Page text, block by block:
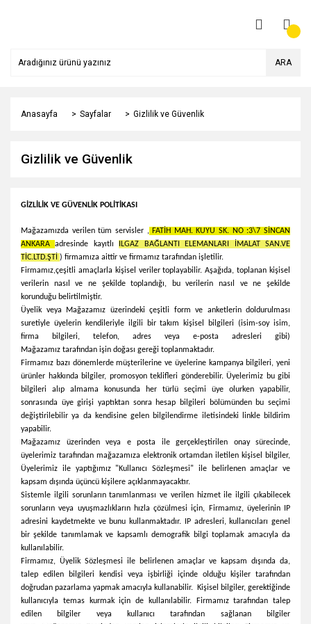
ARA
Anasayfa Sayfalar Gizlilik ve Güvenlik
Gizlilik ve Güvenlik
GİZLİLİK VE GÜVENLİK POLİTİKASI
Mağazamızda verilen tüm servisler , FATİH MAH. KUYU SK. NO :3\7 SİNCAN
ANKARAadresinde kayıtlı
ILGAZ BAĞLANTI ELEMANLARI İMALAT SAN.VE
TİC.LTD.ŞTİ ) firmamıza aittir ve firmamız tarafından işletilir.
Firmamız,çeşitli amaçlarla kişisel veriler toplayabilir. Aşağıda, toplanan kişisel
verilerin nasıl ve ne şekilde toplandığı, bu verilerin nasıl ve ne şekilde
korunduğu belirtilmiştir.
Üyelik veya
Mağazamız üzerindeki çeşitli form ve anketlerin doldurulması
suretiyle üyelerin kendileriyle ilgili bir takım kişisel bilgileri (isim-soy isim,
firma bilgileri, telefon, adres veya e-posta adresleri gibi)
Mağazamız tarafından işin doğası gereği toplanmaktadır.
Firmamız bazı dönemlerde müşterilerine ve üyelerine kampanya bilgileri, yeni
ürünler hakkında bilgiler, promosyon teklifleri gönderebilir. Üyelerimiz bu gibi
bilgileri alıp almama konusunda her türlü seçimi üye olurken yapabilir,
sonrasında üye girişi yaptıktan sonra hesap bilgileri bölümünden bu seçimi
değiştirilebilir ya da kendisine gelen bilgilendirme iletisindeki linkle bildirim
yapabilir.
Mağazamız üzerinden veya e posta ile gerçekleştirilen onay sürecinde,
üyelerimiz tarafından mağazamıza elektronik ortamdan iletilen kişisel bilgiler,
Üyelerimiz ile yaptığımız "Kullanıcı Sözleşmesi" ile belirlenen amaçlar ve
kapsam dışında üçüncü kişilere açıklanmayacaktır.
Sistemle ilgili sorunların tanımlanması ve verilen hizmet ile ilgili çıkabilecek
sorunların veya uyuşmazlıkların hızla çözülmesi için,
Firmamız, üyelerinin IP
adresini kaydetmekte ve bunu kullanmaktadır. IP adresleri, kullanıcıları genel
bir şekilde tanımlamak ve kapsamlı demografik bilgi toplamak amacıyla da
kullanılabilir.
Firmamız, Üyelik Sözleşmesi ile belirlenen amaçlar ve kapsam dışında da,
talep edilen bilgileri kendisi veya işbirliği içinde olduğu kişiler tarafından
doğrudan pazarlama yapmak amacıyla kullanabilir. Kişisel bilgiler, gerektiğinde
kullanıcıyla temas kurmak için de kullanılabilir.
Firmamıztarafından talep
edilen bilgiler veya kullanıcı tarafından sağlanan bilgiler